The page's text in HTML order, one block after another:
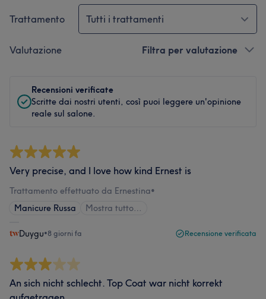
Trattamento Tutti i trattamenti
Valutazione Filtra per valutazione
Recensioni verificate
Scritte dai nostri utenti, così puoi leggere un'opinione
reale sul salone.
Very precise, and I love how kind Ernest is
Trattamento effettuato da Ernestina•
Manicure Russa
Mostra tutto…
Duygu•8 giorni fa Recensione verificata
An sich nicht schlecht. Top Coat war nicht korrekt